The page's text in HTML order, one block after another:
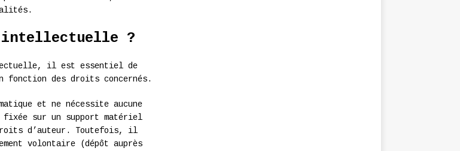
intellectuelle ?
il est essentiel de
fonction des droits concernés.
et ne nécessite aucune
sur un support matériel
d’auteur. Toutefois, il
volontaire (dépôt auprès